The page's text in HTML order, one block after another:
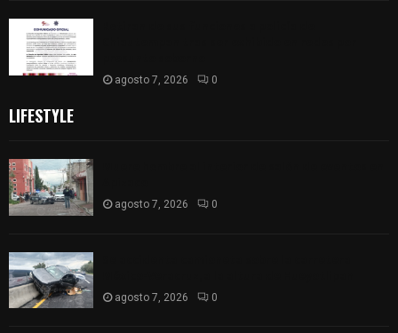
agosto 7, 2026 0
LIFESTYLE
agosto 7, 2026 0
agosto 7, 2026 0